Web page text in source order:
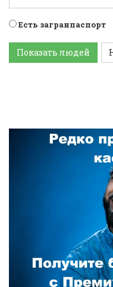
Есть загранпаспорт
Показать людей